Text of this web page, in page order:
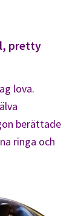
pretty
lova.
berättade
ringa och